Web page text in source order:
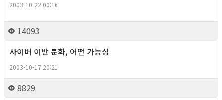
2003-10-22 00:16
14093
사이버 이반 문화, 어떤 가능성
2003-10-17 20:21
8829